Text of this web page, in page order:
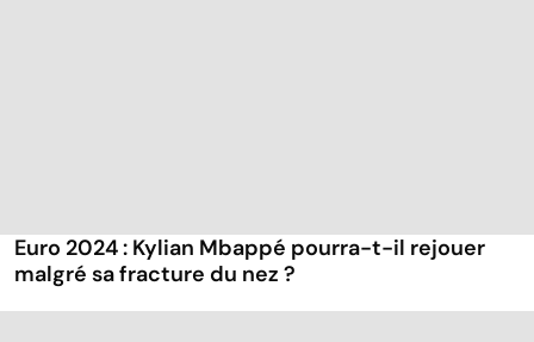
Euro 2024 : Kylian Mbappé pourra-t-il rejouer
malgré sa fracture du nez ?